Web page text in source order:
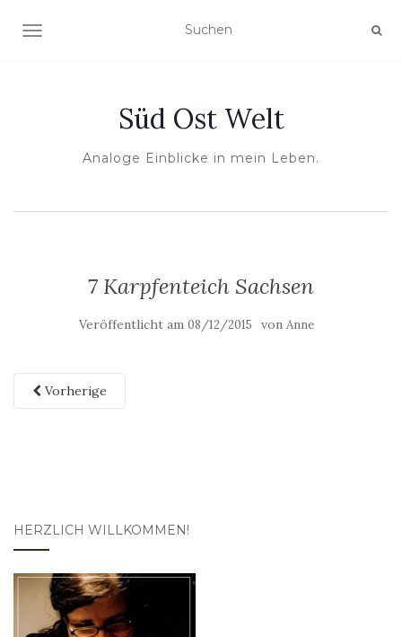
NAVIGATION UMSCHALTEN
Süd Ost Welt
Analoge Einblicke in mein Leben.
7 Karpfenteich Sachsen
Veröffentlicht am 08/12/2015 von Anne
Vorherige
HERZLICH WILLKOMMEN!